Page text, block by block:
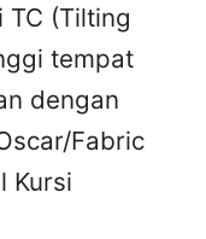
TC (Tilting
tempat
dengan
Fabric
Kursi